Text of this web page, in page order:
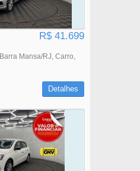
R$ 41.699
Barra Mansa/RJ Carro
Detalhes